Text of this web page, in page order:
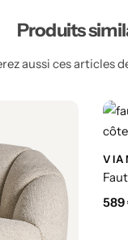
Produits
aussi ces articles
589